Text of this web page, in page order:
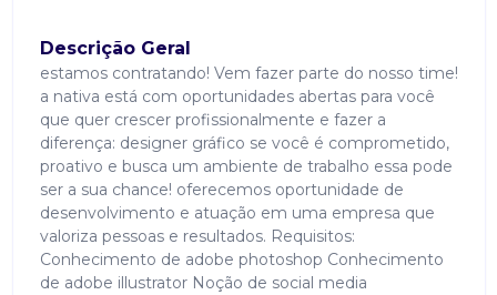
Descrição Geral
estamos contratando! Vem fazer parte do nosso time!
a nativa está com oportunidades abertas para você
que quer crescer profissionalmente e fazer a
diferença: designer gráfico se você é comprometido,
proativo e busca um ambiente de trabalho essa pode
ser a sua chance! oferecemos oportunidade de
desenvolvimento e atuação em uma empresa que
valoriza pessoas e resultados. Requisitos:
Conhecimento de adobe photoshop Conhecimento
de adobe illustrator Noção de social media